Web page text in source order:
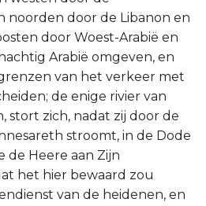
noorden door de Libanon en
door Woest-Arabië en
Arabië omgeven, en
van het verkeer met
de enige rivier van
stort zich, nadat zij door de
stroomt, in de Dode
de Heere aan Zijn
het hier bewaard zou
van de heidenen, en